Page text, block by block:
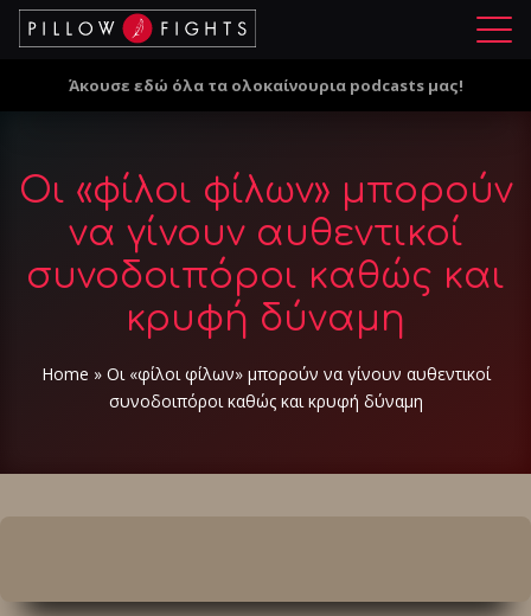
Μ
ο
Άκουσε εδώ όλα τα ολοκαίνουρια podcasts μας!
Οι «φίλοι φίλων» μπορούν
να γίνουν αυθεντικοί
συνοδοιπόροι καθώς και
κρυφή δύναμη
Home » Οι «φίλοι φίλων» μπορούν να γίνουν αυθεντικοί
συνοδοιπόροι καθώς και κρυφή δύναμη